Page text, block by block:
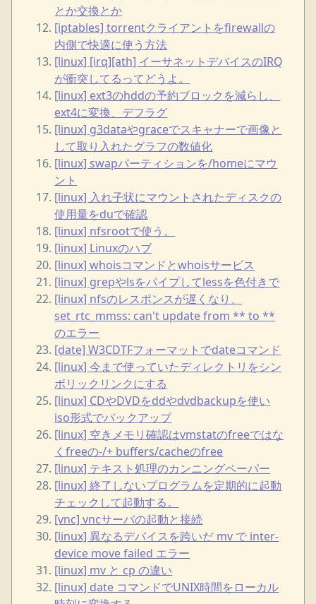
とか交換とか
[iptables] torrentクライアントをfirewallの
内側で快適に使う方法
[linux] [irq][ath] イーサネットデバイスのIRQ
が衝突してるってどうよ。
[linux] ext3のhddの予約ブロックを減らし、
ext4に変換、デフラグ
[linux] g3dataやgraceでスキャナーで画像と
して取り入れたグラフの数値化
[linux] swapパーティションを/homeにマウ
ント
[linux] 入れ子状にマウントされたディスクの
使用量をduで確認
[linux] nfsrootで使う。
[linux] Linuxのハブ
[linux] whoisコマンドとwhoisサービス
[linux] grepやlsをパイプしてlessを色付きで
[linux] nfsのレスポンスが遅くなり、
set_rtc_mmss: can't update from ** to **
のエラー
[date] W3CDTFフォーマットでdateコマンド
[linux] 今まで使っていたディレクトリをシン
ボリックリンクにする
[linux] CDやDVDをddやdvdbackupを使い
iso形式でバックアップ
[linux] 空きメモリ確認はvmstatのfreeではな
くfreeの-/+ buffers/cacheのfree
[linux] テキスト処理のカンニングペーパー
[linux] 終了しないプログラムを定期的に起動
チェックして起動する。
[vnc] vncサーバの起動と接続
[linux] 異なるデバイスを跨いだ mv で inter-
device move failed エラー
[linux] mv と cp の違い
[linux] date コマンドでUNIX時間をローカル